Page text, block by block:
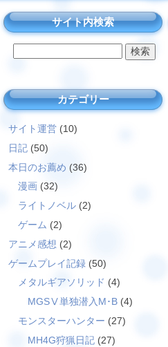
サイト内検索
カテゴリー
サイト運営 (10)
日記 (50)
本日のお薦め (36)
漫画 (32)
ライトノベル (2)
ゲーム (2)
アニメ感想 (2)
ゲームプレイ記録 (50)
メタルギアソリッド (4)
MGSⅤ単独潜入M･B (4)
モンスターハンター (27)
MH4G狩猟日記 (27)